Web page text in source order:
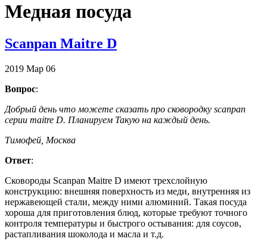
Медная посуда
Scanpan Maitre D
2019 Мар 06
Вопрос:
Добрый день что можете сказать про сковородку scanpan
серии maitre D. Планируем Такую на каждый день.
Тимофей, Москва
Ответ:
Сковороды Scanpan Maitre D имеют трехслойную
конструкцию: внешняя поверхность из меди, внутренняя из
нержавеющей стали, между ними алюминий. Такая посуда
хороша для приготовления блюд, которые требуют точного
контроля температуры и быстрого остывания: для соусов,
растапливания шоколода и масла и т.д.